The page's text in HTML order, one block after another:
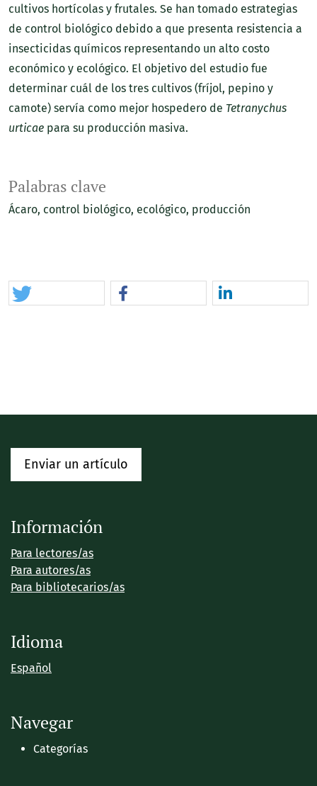
Palabras clave
Ácaro control biológico ecológico producción
cultivos hortícolas y frutales. Se han tomado estrategias
de control biológico debido a que presenta resistencia a
insecticidas químicos representando un alto costo
económico y ecológico. El objetivo del estudio fue
determinar cuál de los tres cultivos (fríjol, pepino y
camote) servía como mejor hospedero de Tetranychus
urticae para su producción masiva.
Enviar un artículo
Información
Para lectores/as
Para autores/as
Para bibliotecarios/as
Idioma
Español
Navegar
Categorías